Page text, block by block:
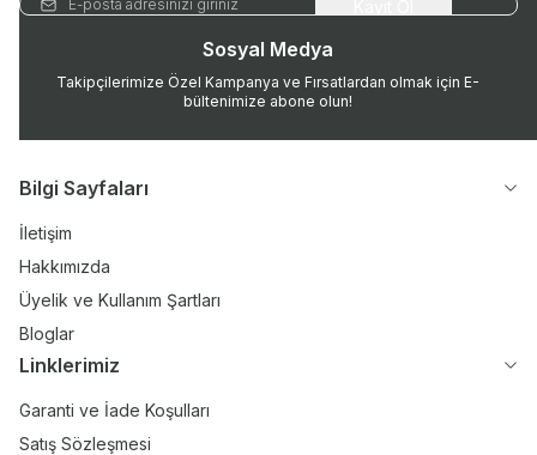
Sosyal Medya
Takipçilerimize Özel Kampanya ve Fırsatlardan olmak için E-
bültenimize abone olun!
Bilgi Sayfaları
İletişim
Hakkımızda
Üyelik ve Kullanım Şartları
Bloglar
Linklerimiz
Garanti ve İade Koşulları
Satış Sözleşmesi